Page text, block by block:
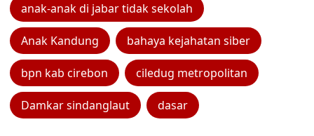
anak-anak di jabar tidak sekolah
Anak Kandung bahaya kejahatan siber
bpn kab cirebon ciledug metropolitan
Damkar sindanglaut dasar